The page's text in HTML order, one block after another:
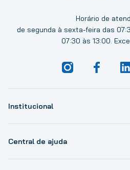
Horário de
de segunda à sexta-feira das
07:30 às 13:00.
Institucional
Central de ajuda